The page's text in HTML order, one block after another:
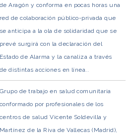
de Aragón y conforma en pocas horas una
red de colaboración público-privada que
se anticipa a la ola de solidaridad que se
prevé surgirá con la declaración del
Estado de Alarma y la canaliza a través
de distintas acciones en línea..
Grupo de trabajo en salud comunitaria
conformado por profesionales de los
centros de salud Vicente Soldevilla y
Martínez de la Riva de Vallecas (Madrid),